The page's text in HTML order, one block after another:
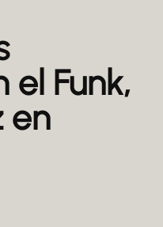
el Funk,
en